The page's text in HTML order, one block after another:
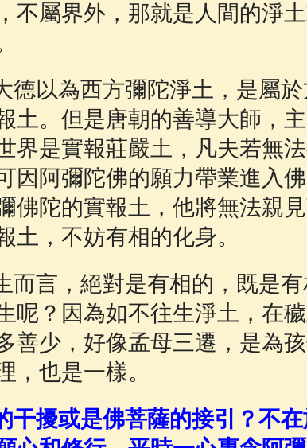
不屬界外，那就是人間的淨
德以為西方彌陀淨土，是屬
土。但是唐朝的善導大師，
界是實報莊嚴土，凡夫若無
因阿彌陀佛的願力帶業進入
佛陀的實報土，他將無法親
土，不妨有相的化身。
而言，絕對是有相的，既是
呢？因為如不往生淨土，在
善少，好像孟母三遷，是為
，也是一樣。
干擾或是佛菩薩的接引？不